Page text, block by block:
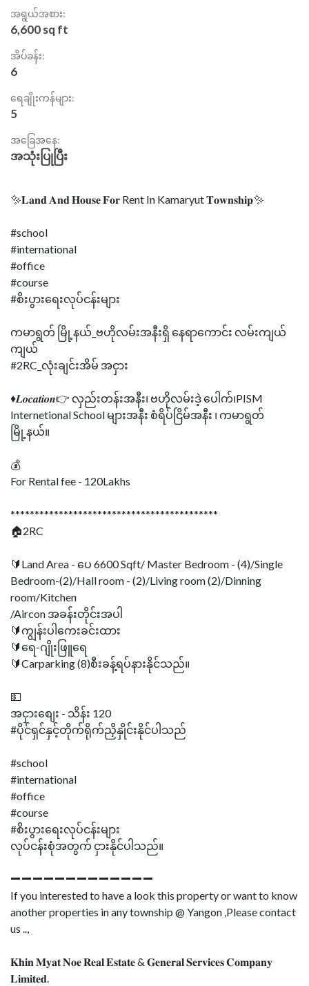
အရွယ်အစား:
6,600 sq ft
အိပ်ခန်း:
6
ရေချိုးကန်များ:
5
အခြေအနေ:
အသုံးပြုပြီး
✨𝐋𝐚𝐧𝐝 𝐀𝐧𝐝 𝐇𝐨𝐮𝐬𝐞 𝐅𝐨𝐫 Rent In Kamaryut 𝐓𝐨𝐰𝐧𝐬𝐡𝐢𝐩✨
#school
#international
#office
#course
#စိးပွားရေးလုပ်ငန်းများ
ကမာရွတ် မြို့နယ်_ဗဟိုလမ်းအနီးရှိ နေရာကောင်း လမ်းကျယ်
ကျယ်
#2RC_လုံးချင်းအိမ် အငှား
♦𝑳𝒐𝒄𝒂𝒕𝒊𝒐𝒏👉 လှည်းတန်းအနီး၊ ဗဟိုလမ်းဒဲ့‌ ပေါက်၊PISM
Internetional School များအနီး စံရိပ်ငြိမ်အနီး ၊ ကမာရွတ်
မြို့နယ်။
💰
For Rental fee - 120Lakhs
*******************************************
🏠2RC
🔰Land Area - ပေ 6600 Sqft/ Master Bedroom - (4)/Single
Bedroom-(2)/Hall room - (2)/Living room (2)/Dinning
room/Kitchen
/Aircon အခန်းတိုင်းအပါ
🔰ကျွန်းပါကေးခင်းထား
🔰ရေ-ဂျိုးဖြူရေ
🔰Carparking (8)စီးခန့်ရပ်နားနိုင်သည်။
💵
အငှားစျေး - သိန်း 120
#ပိုင်ရှင်နှင့်တိုက်ရိုက်ညှိနှိုင်းနိုင်ပါသည်
#school
#international
#office
#course
#စိးပွားရေးလုပ်ငန်းများ
လုပ်ငန်းစုံအတွက် ငှားနိုင်ပါသည်။
➖➖➖➖➖➖➖➖➖➖➖➖➖
If you interested to have a look this property or want to know
another properties in any township @ Yangon ,Please contact
us ..,
𝐊𝐡𝐢𝐧 𝐌𝐲𝐚𝐭 𝐍𝐨𝐞 𝐑𝐞𝐚𝐥 𝐄𝐬𝐭𝐚𝐭𝐞 & 𝐆𝐞𝐧𝐞𝐫𝐚𝐥 𝐒𝐞𝐫𝐯𝐢𝐜𝐞𝐬 𝐂𝐨𝐦𝐩𝐚𝐧𝐲
𝐋𝐢𝐦𝐢𝐭𝐞𝐝.